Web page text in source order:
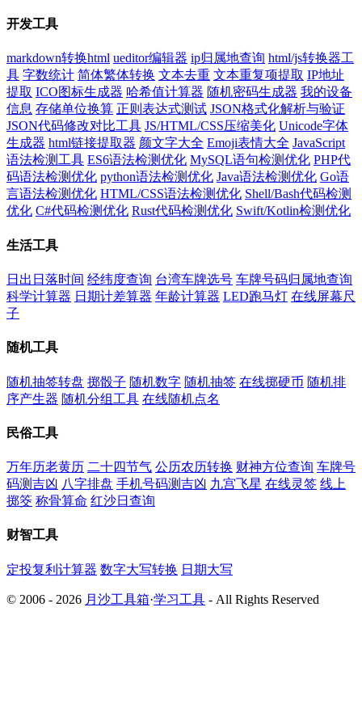
开发工具
markdown转换html ueditor编辑器 ip归属地查询 html/js转换器工
具 字数统计 简体繁体转换 文本去重 文本重复项提取 IP地址
提取 ICO图标生成器 哈希值计算器 随机密码生成器 我的设备
信息 存储单位换算 正则表达式测试 JSON格式化解析与验证
JSON代码修改对比工具 JS/HTML/CSS压缩美化 Unicode字体
生成器 html链接提取器 颜文字大全 Emoji表情大全 JavaScript
语法检测工具 ES6语法检测优化 MySQL语句检测优化 PHP代
码语法检测优化 python语法检测优化 Java语法检测优化 Go语
言语法检测优化 HTML/CSS语法检测优化 Shell/Bash代码检测
优化 C#代码检测优化 Rust代码检测优化 Swift/Kotlin检测优化
生活工具
日出日落时间 经纬度查询 台湾车牌选号 车牌号码归属地查询
科学计算器 日期计差算器 年龄计算器 LED跑马灯 在线屏幕尺
子
随机工具
随机抽签转盘 掷骰子 随机数字 随机抽签 在线掷硬币 随机排
序产生器 随机分组工具 在线随机点名
民俗工具
万年历老黄历 二十四节气 公历农历转换 财神方位查询 车牌号
码测吉凶 八字排盘 手机号码测吉凶 九宫飞星 在线灵签 线上
掷筊 称骨算命 红沙日查询
财智工具
定投复利计算器 数字大写转换 日期大写
© 2006 - 2026 月沙工具箱·学习工具 - All Rights Reserved